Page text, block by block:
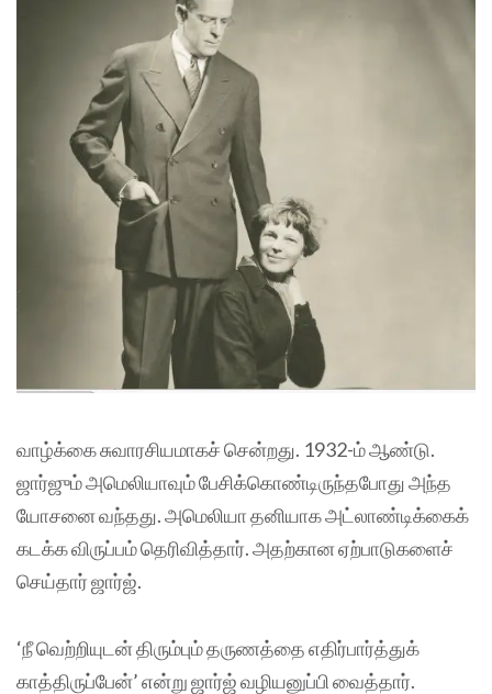
வாழ்க்கை சுவாரசியமாகச் சென்றது. 1932-ம் ஆண்டு.
ஜார்ஜும் அமெலியாவும் பேசிக்கொண்டிருந்தபோது அந்த
யோசனை வந்தது. அமெலியா தனியாக அட்லாண்டிக்கைக்
கடக்க விருப்பம் தெரிவித்தார். அதற்கான ஏற்பாடுகளைச்
செய்தார் ஜார்ஜ்.
‘நீ வெற்றியுடன் திரும்பும் தருணத்தை எதிர்பார்த்துக்
காத்திருப்பேன்’ என்று ஜார்ஜ் வழியனுப்பி வைத்தார்.